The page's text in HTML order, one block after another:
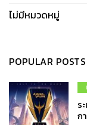
ไม่มีหมวดหมู่
POPULAR POSTS
ร
ก